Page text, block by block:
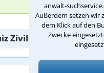
anwalt-
Außerdem setzen wir
dem Klick auf den
Zwecke
Zivilrecht - Prüfe